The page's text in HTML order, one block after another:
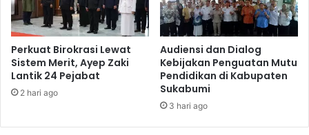
Perkuat Birokrasi Lewat
Sistem Merit, Ayep Zaki
Lantik 24 Pejabat
2 hari ago
Audiensi dan Dialog
Kebijakan Penguatan Mutu
Pendidikan di Kabupaten
Sukabumi
3 hari ago